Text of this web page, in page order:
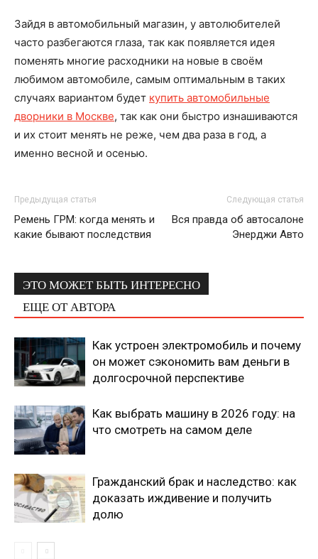
Зайдя в автомобильный магазин, у автолюбителей
часто разбегаются глаза, так как появляется идея
поменять многие расходники на новые в своём
любимом автомобиле, самым оптимальным в таких
случаях вариантом будет купить автомобильные
дворники в Москве, так как они быстро изнашиваются
и их стоит менять не реже, чем два раза в год, а
именно весной и осенью.
Предыдущая статья
Ремень ГРМ: когда менять и
какие бывают последствия
Следующая статья
Вся правда об автосалоне
Энерджи Авто
ЭТО МОЖЕТ БЫТЬ ИНТЕРЕСНО
ЕЩЕ ОТ АВТОРА
Как устроен электромобиль и почему
он может сэкономить вам деньги в
долгосрочной перспективе
Как выбрать машину в 2026 году: на
что смотреть на самом деле
Гражданский брак и наследство: как
доказать иждивение и получить
долю